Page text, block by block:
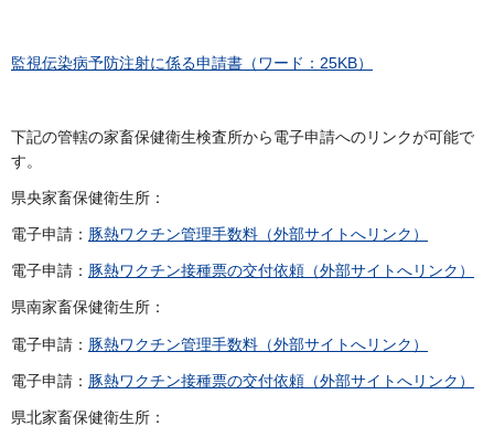
監視伝染病予防注射に係る申請書（ワード：25KB）
下記の管轄の家畜保健衛生検査所から電子申請へのリンクが可能で
す。
県央家畜保健衛生所：
電子申請： 豚熱ワクチン管理手数料（外部サイトへリンク）
電子申請： 豚熱ワクチン接種票の交付依頼（外部サイトへリンク）
県南家畜保健衛生所：
電子申請： 豚熱ワクチン管理手数料（外部サイトへリンク）
電子申請： 豚熱ワクチン接種票の交付依頼（外部サイトへリンク）
県北家畜保健衛生所：